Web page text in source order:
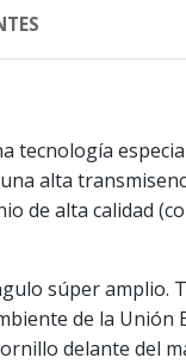
tecnología
alta
alta calidad
súper amplio.
de la Unión
delante del